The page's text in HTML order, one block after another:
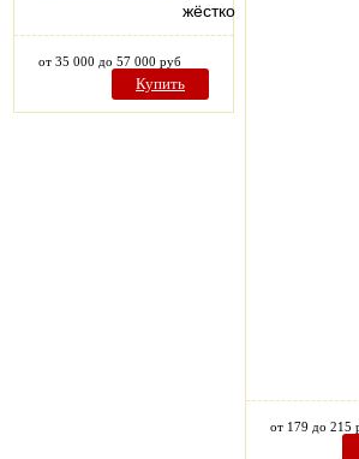
жёсткости.
от 35 000 до 57 000 руб
Купить
от 179 до 215